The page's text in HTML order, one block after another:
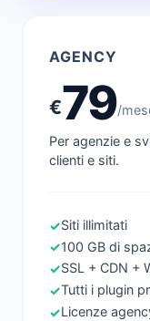
AGENCY
€79/
Per agenzie e
clienti e siti.
✓Siti illimitati
✓100 GB di
✓SSL + CDN +
✓Tutti i plugin
✓Licenze